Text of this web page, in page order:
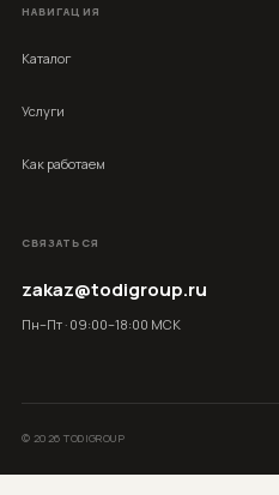
НАВИГАЦИЯ
Каталог
Услуги
Как работаем
СВЯЗАТЬСЯ
zakaz@todigroup.ru
Пн–Пт · 09:00–18:00 МСК
© 2026 TODIGROUP